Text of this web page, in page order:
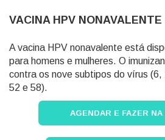
VACINA HPV NONAVALENTE
A vacina HPV nonavalente está
para homens e mulheres. O
contra os nove subtipos do vírus
52 e 58).
AGENDAR E FAZER